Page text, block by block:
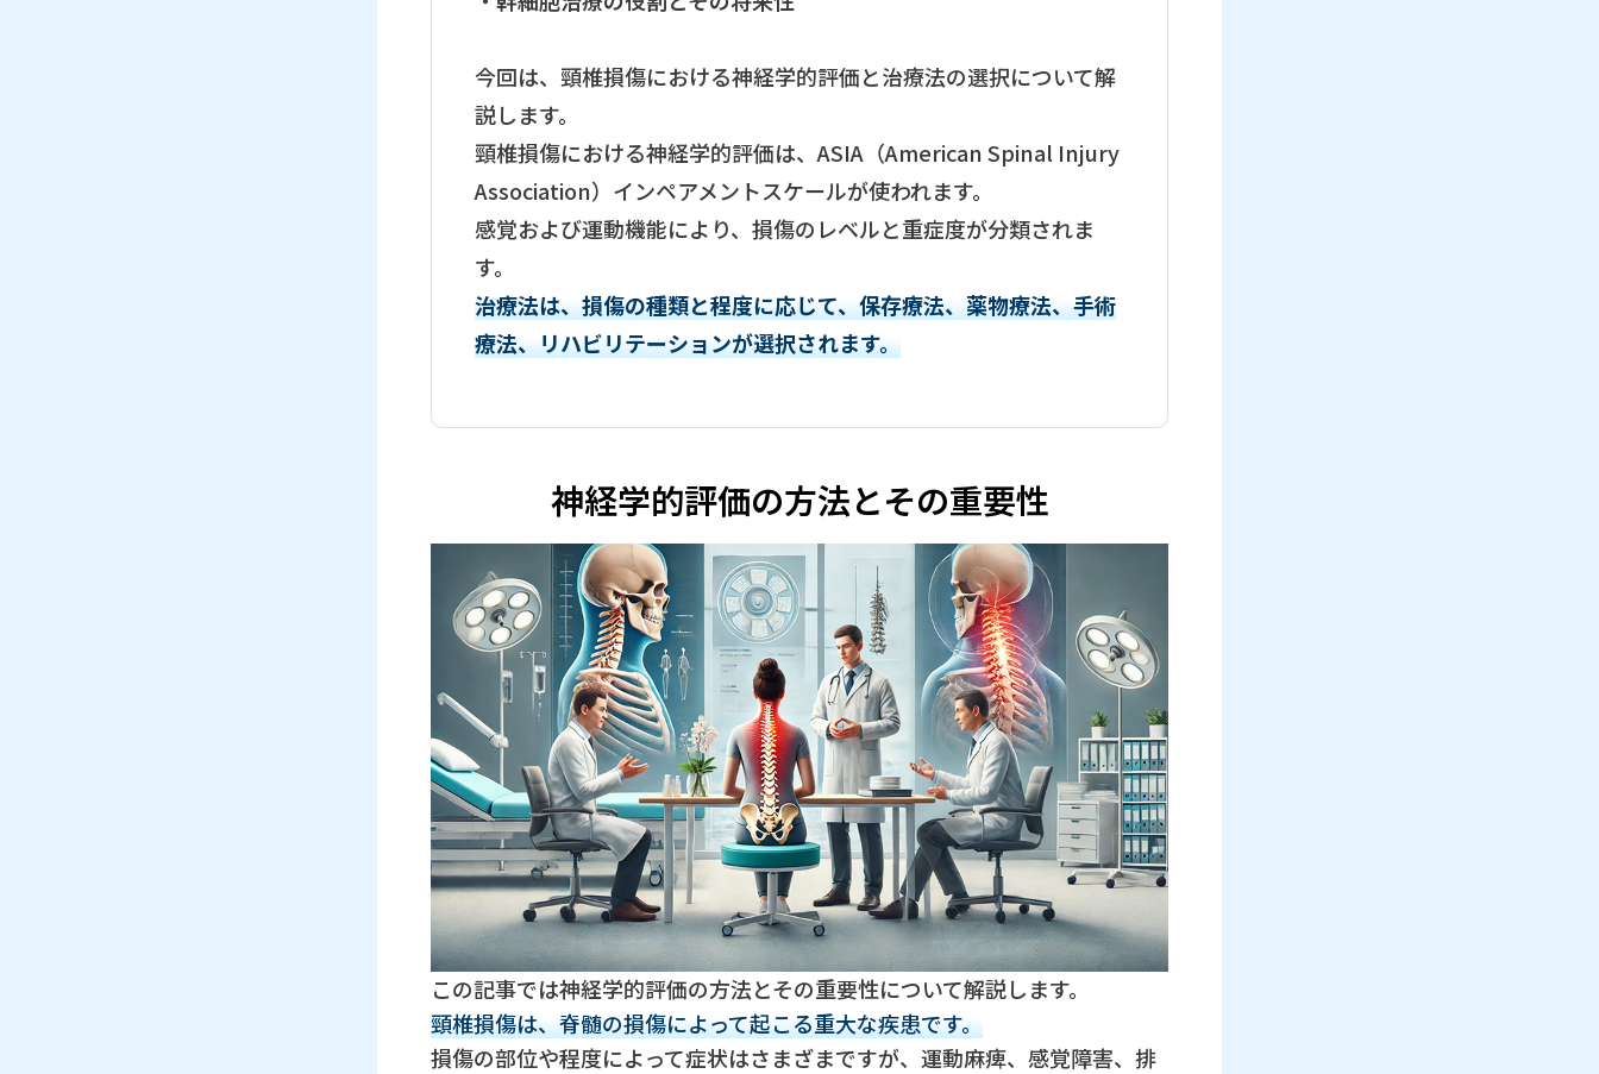
今回は、頸椎損傷における神経学的評価と治療法の選択について解
説します。
頸椎損傷における神経学的評価は、ASIA（American Spinal Injury
Association）インペアメントスケールが使われます。
感覚および運動機能により、損傷のレベルと重症度が分類されま
す。
治療法は、損傷の種類と程度に応じて、保存療法、薬物療法、手術
療法、リハビリテーションが選択されます。
神経学的評価の方法とその重要性
この記事では神経学的評価の方法とその重要性について解説します。
頸椎損傷は、脊髄の損傷によって起こる重大な疾患です。
損傷の部位や程度によって症状はさまざまですが、運動麻痺、感覚障害、排